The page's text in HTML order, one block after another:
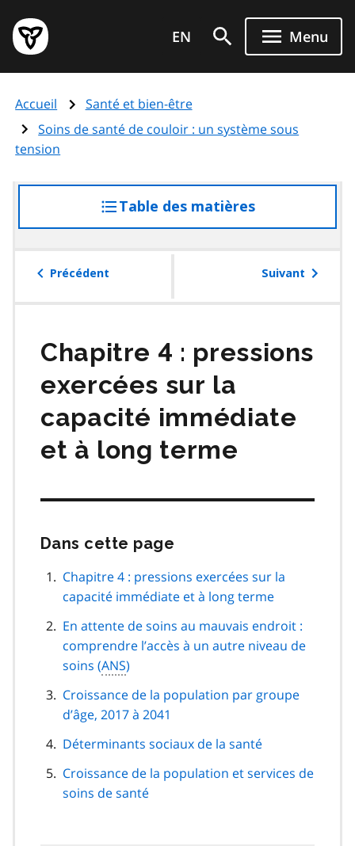
au
contenu
principal
Page
d'accueil
de
l'Ontario
EN Menu
Accueil
Santé et bien-être
Soins de santé de couloir : un système sous
tension
Table des matières
à
table
Précédent Suivant
Chapitre 4 : pressions
exercées sur la
capacité immédiate
et à long terme
Dans cette page
navigation
de
page
Chapitre 4 : pressions exercées sur la
capacité immédiate et à long terme
En attente de soins au mauvais endroit :
comprendre l’accès à un autre niveau de
soins (ANS)
Croissance de la population par groupe
d’âge, 2017 à 2041
Déterminants sociaux de la santé
Croissance de la population et services de
soins de santé